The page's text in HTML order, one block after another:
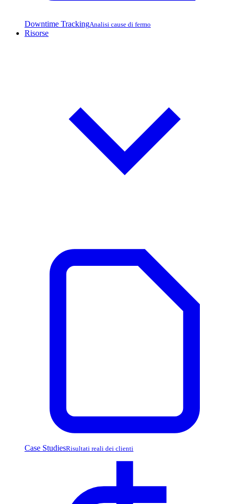
Downtime TrackingAnalisi cause di fermo
Risorse
Case StudiesRisultati reali dei clienti